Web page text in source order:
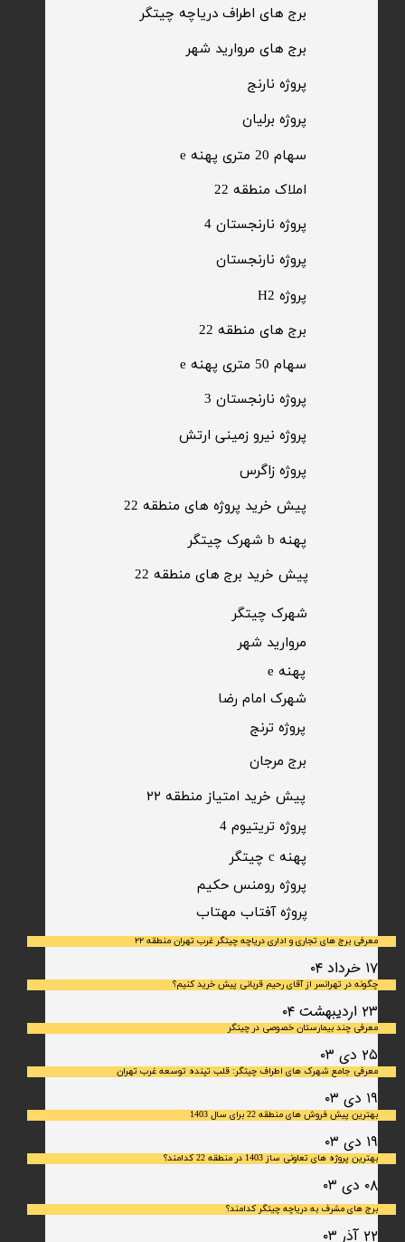
پیش خرید برج های منطقه 22
سهام 20 متری پهنه e​​​​​​​
​سهام 50 متری پهنه e
پهنه b شهرک چیتگر
​املاک منطقه 22
برج های منطقه 22
پیش خرید پروژه های منطقه 22
پروژه برلیان
پروژه H2
​پروژه زاگرس
​پروژه ترنج
​پروژه نارنج
​پروژه نارنجستان
​پروژه نیرو زمینی ارتش
​برج های اطراف دریاچه چیتگر
​برج های مروارید شهر
پروژه نارنجستان 4
​پروژه نارنجستان 3
​شهرک چیتگر
مروارید شهر​​​​​​​
شهرک امام رضا
پهنه e
برج مرجان
معرفی برج های تجاری و اداری دریاچه چیتگر غرب تهران منطقه ۲۲
۱۷ خرداد ۰۴
چگونه در تهرانسر از آقای رحیم قربانی پیش خرید کنیم؟
۲۳ اردیبهشت ۰۴
معرفی چند بیمارستان خصوصی در چیتگر
۲۵ دی ۰۳
معرفی جامع شهرک‌ های اطراف چیتگر: قلب تپنده توسعه غرب تهران
۱۹ دی ۰۳
بهترین پیش فروش های منطقه 22 برای سال 1403
۱۹ دی ۰۳
بهترین پروژه های تعاونی ساز 1403 در منطقه 22 کدامند؟
۰۸ دی ۰۳
برج های مشرف به دریاچه چیتگر کدامند؟
۲۲ آذر ۰۳
پیش خرید امتیاز منطقه ۲۲​​​​​​​
​پروژه آفتاب مهتاب
پروژه رومنس حکیم
پهنه c چیتگر
پروژه تریتیوم 4